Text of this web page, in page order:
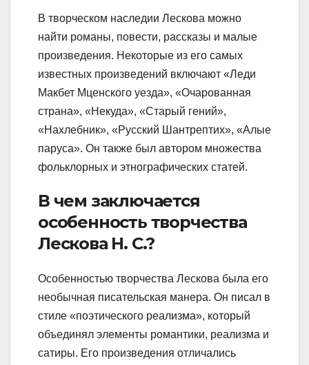
В творческом наследии Лескова можно
найти романы, повести, рассказы и малые
произведения. Некоторые из его самых
известных произведений включают «Леди
Макбет Мценского уезда», «Очарованная
страна», «Некуда», «Старый гений»,
«Нахлебник», «Русский Шантрептих», «Алые
паруса». Он также был автором множества
фольклорных и этнографических статей.
В чем заключается
особенность творчества
Лескова Н. С.?
Особенностью творчества Лескова была его
необычная писательская манера. Он писал в
стиле «поэтического реализма», который
объединял элементы романтики, реализма и
сатиры. Его произведения отличались